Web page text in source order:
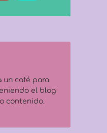
un café para
el blog
contenido.